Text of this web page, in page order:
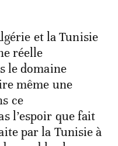
et la Tunisie
réelle
le domaine
même une
ce
l’espoir que fait
par la Tunisie à